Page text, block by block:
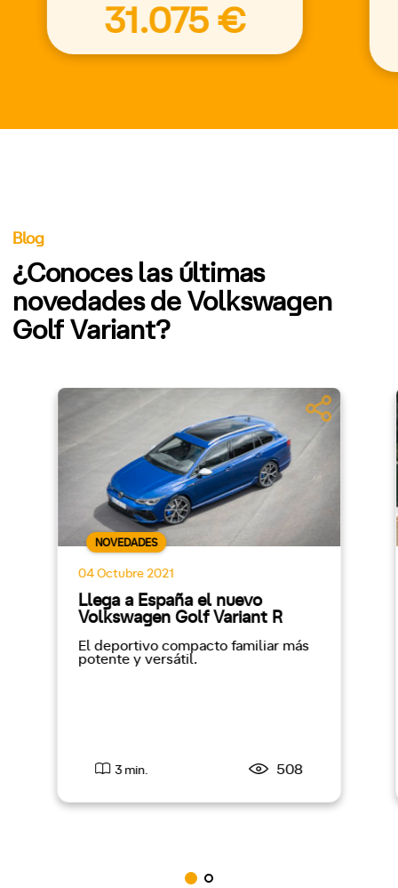
31.075 €
Blog
¿Conoces las últimas
novedades de Volkswagen
Golf Variant?
NOVEDADES
04 Octubre 2021
Llega a España el nuevo
Volkswagen Golf Variant R
El deportivo compacto familiar más
potente y versátil.
3 min. 508